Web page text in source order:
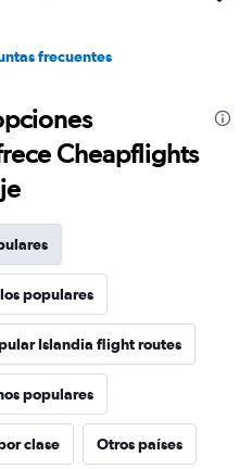
frecuentes
Cheapflights
populares
Islandia flight routes
populares
clase Otros países